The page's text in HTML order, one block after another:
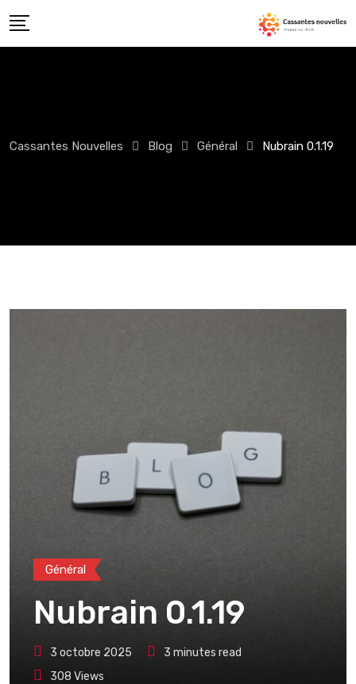
to
Cassantes Nouvelles Blog Général Nubrain 0.1.19
Général
Nubrain 0.1.19
3 octobre 2025
3 minutes read
308 Views